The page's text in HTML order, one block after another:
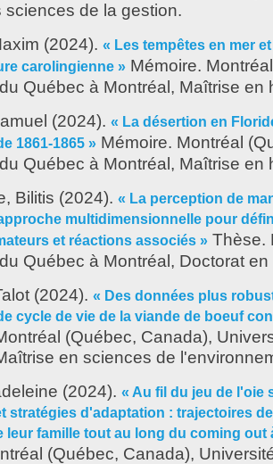
sciences de la gestion.
(2024). « Les tempêtes en mer
carolingienne » Mémoire.
Québec à Montréal, Maîtrise en
(2024). « La désertion en
1861-1865 » Mémoire. Montréal
Québec à Montréal, Maîtrise en
Bilitis (2024). « La perception de
multidimensionnelle pour
et réactions associés » Thèse.
Québec à Montréal, Doctorat
(2024). « Des données plus
cycle de vie de la viande de boeuf
(Québec, Canada),
en sciences de
(2024). « Au fil du jeu de l'oie
stratégies d'adaptation : trajectoires
leur famille tout au long du coming out
(Québec, Canada),